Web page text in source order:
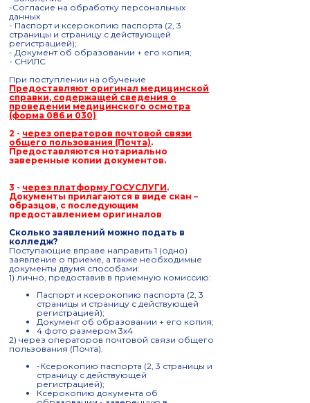
-Согласие на обработку персональных
данных
- Паспорт и ксерокопию паспорта (2, 3
страницы и страницу с действующей
регистрацией);
- Документ об образовании + его копия;
- СНИЛС
При поступлении на обучение
Предоставляют оригинал медицинской
справки, содержащей сведения о
проведении медицинского осмотра
(форма 086 и 030)
2 - через операторов почтовой связи
общего пользования (Почта).
Предоставляются нотариально
заверенные копии документов.
3 - через платформу ГОСУСЛУГИ.
Документы прилагаются в виде скан –
образцов, с последующим
предоставлением оригиналов
Сколько заявлений можно подать в
колледж?
Поступающие вправе направить 1 (одно)
заявление о приеме, а также необходимые
документы двумя способами:
1) лично, предоставив в приемную комиссию:
Паспорт и ксерокопию паспорта (2, 3
страницы и страницу с действующей
регистрацией);
Документ об образовании + его копия;
4 фото размером 3х4
2) через операторов почтовой связи общего
пользования (Почта).
-Ксерокопию паспорта (2, 3 страницы и
страницу с действующей
регистрацией);
Ксерокопию документа об